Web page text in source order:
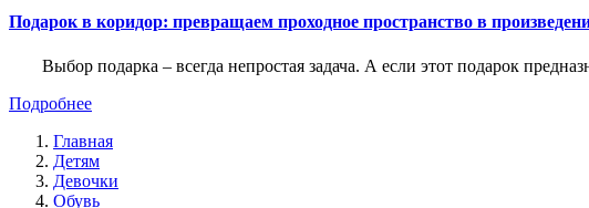
Подарок в коридор: превращаем проходное пространство в
Выбор подарка – всегда непростая задача. А если этот подарок
Подробнее
Главная
Детям
Девочки
Обувь